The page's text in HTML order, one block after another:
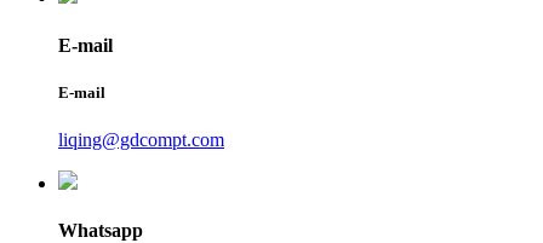
E-mail
E-mail
liqing@gdcompt.com
Whatsapp